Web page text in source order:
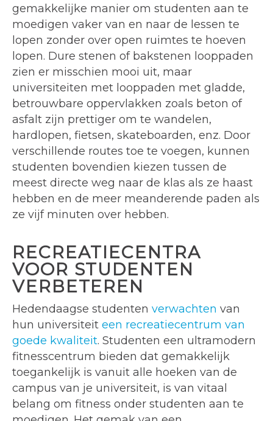
gemakkelijke manier om studenten aan te
moedigen vaker van en naar de lessen te
lopen zonder over open ruimtes te hoeven
lopen. Dure stenen of bakstenen looppaden
zien er misschien mooi uit, maar
universiteiten met looppaden met gladde,
betrouwbare oppervlakken zoals beton of
asfalt zijn prettiger om te wandelen,
hardlopen, fietsen, skateboarden, enz. Door
verschillende routes toe te voegen, kunnen
studenten bovendien kiezen tussen de
meest directe weg naar de klas als ze haast
hebben en de meer meanderende paden als
ze vijf minuten over hebben.
RECREATIECENTRA
VOOR STUDENTEN
VERBETEREN
Hedendaagse studenten verwachten van
hun universiteit een recreatiecentrum van
goede kwaliteit. Studenten een ultramodern
fitnesscentrum bieden dat gemakkelijk
toegankelijk is vanuit alle hoeken van de
campus van je universiteit, is van vitaal
belang om fitness onder studenten aan te